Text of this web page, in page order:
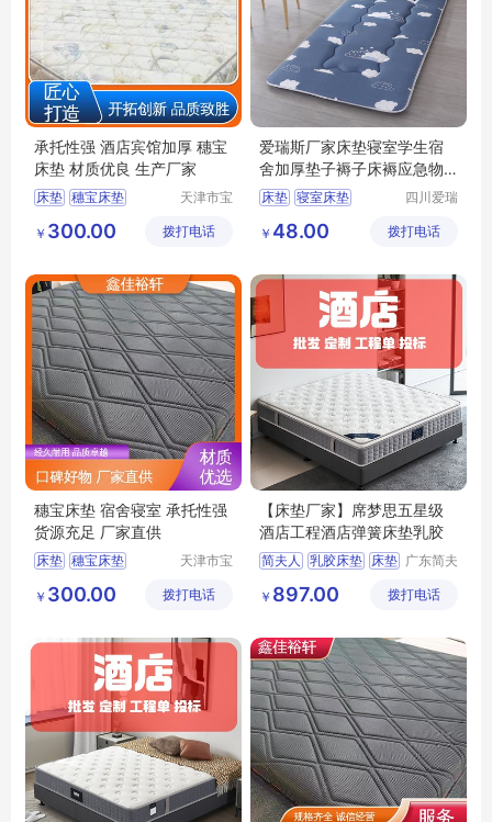
承托性强 酒店宾馆加厚 穗宝
床垫 材质优良 生产厂家
床垫 穗宝床垫
天津床垫 竹炭棕床垫
天津市宝
裕轩床垫
￥ 300.00 拨打电话
爱瑞斯厂家床垫寝室学生宿
舍加厚垫子褥子床褥应急物
资酒店榻榻米
床垫 寝室床垫
四川爱瑞
品有限公
￥ 48.00 拨打电话
穗宝床垫 宿舍寝室 承托性强
货源充足 厂家直供
床垫 穗宝床垫
席梦思弹簧垫
天津市宝
裕轩床垫
￥ 300.00 拨打电话
【床垫厂家】席梦思五星级
酒店工程酒店弹簧床垫乳胶
简夫人 乳胶床垫 床垫 广东简夫
限公司
￥ 897.00 拨打电话